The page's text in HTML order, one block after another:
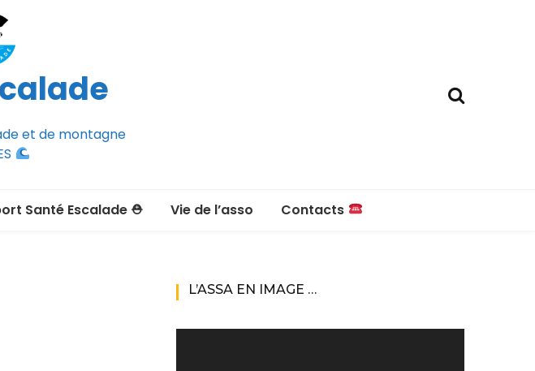
et de montagne
Santé Escalade ⛑ Vie de l’asso
Contacts
Contacts
L’ASSA EN IMAGE …